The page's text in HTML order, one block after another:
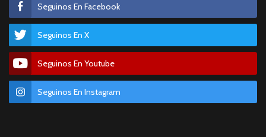
Seguinos En Facebook
Seguinos En X
Seguinos En Youtube
Seguinos En Instagram